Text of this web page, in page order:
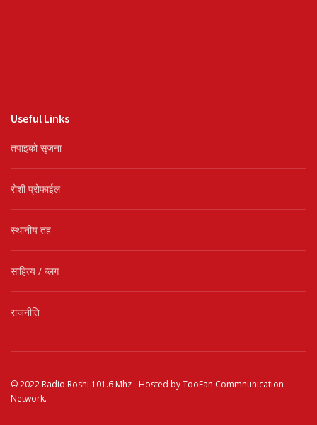
Useful Links
तपाइको सृजना
रोशी प्रोफाईल
स्थानीय तह
साहित्य / ब्लग
राजनीति
© 2022 Radio Roshi 101.6 Mhz- Hosted byTooFan Commnunication
Network.